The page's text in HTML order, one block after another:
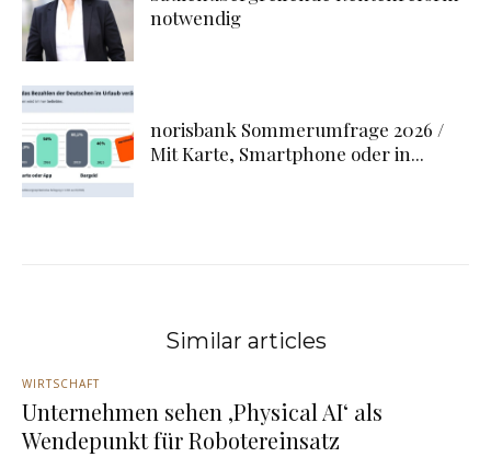
notwendig
norisbank Sommerumfrage 2026 /
Mit Karte, Smartphone oder in...
Similar articles
WIRTSCHAFT
Unternehmen sehen ‚Physical AI‘ als
Wendepunkt für Robotereinsatz